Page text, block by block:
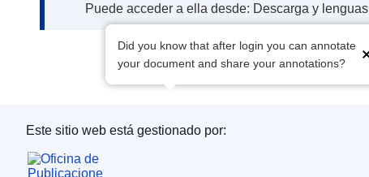
Puede acceder a ella desde: Descarga y lenguas
Did you know that after login you can annotate
your document and share your annotations?
Oficina de Publicaciones de la Unión Europea
Este sitio web está gestionado por: